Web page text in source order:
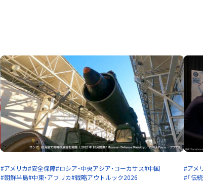
#アメリカ#安全保障#ロシア・中央アジア・コーカサス#中国
#朝鮮半島#中東・アフリカ#戦略アウトルック2026
#アメ
#「伝